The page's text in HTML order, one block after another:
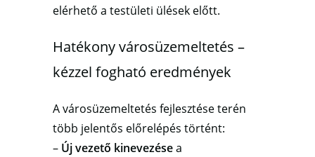
elérhető a testületi ülések előtt.
Hatékony városüzemeltetés –
kézzel fogható eredmények
A városüzemeltetés fejlesztése terén
több jelentős előrelépés történt:
– Új vezető kinevezésea